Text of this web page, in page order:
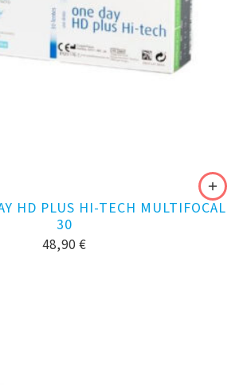
HD PLUS HI-TECH MULTIFOCAL
30
48,90 €